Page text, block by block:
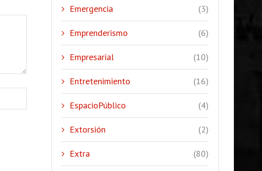
Emergencia (3)
Emprenderismo (6)
Empresarial (10)
Entretenimiento (16)
EspacioPúblico (4)
Extorsión (2)
Extra (80)